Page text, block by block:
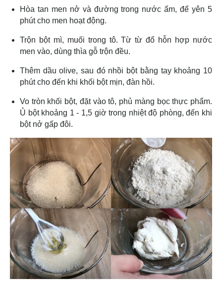
Hòa tan men nở và đường trong nước ấm, để yên 5
phút cho men hoạt động.
Trộn bột mì, muối trong tô. Từ từ đổ hỗn hợp nước
men vào, dùng thìa gỗ trộn đều.
Thêm dầu olive, sau đó nhồi bột bằng tay khoảng 10
phút cho đến khi khối bột mịn, đàn hồi.
Vo tròn khối bột, đặt vào tô, phủ màng bọc thực phẩm.
Ủ bột khoảng 1 - 1,5 giờ trong nhiệt độ phòng, đến khi
bột nở gấp đôi.